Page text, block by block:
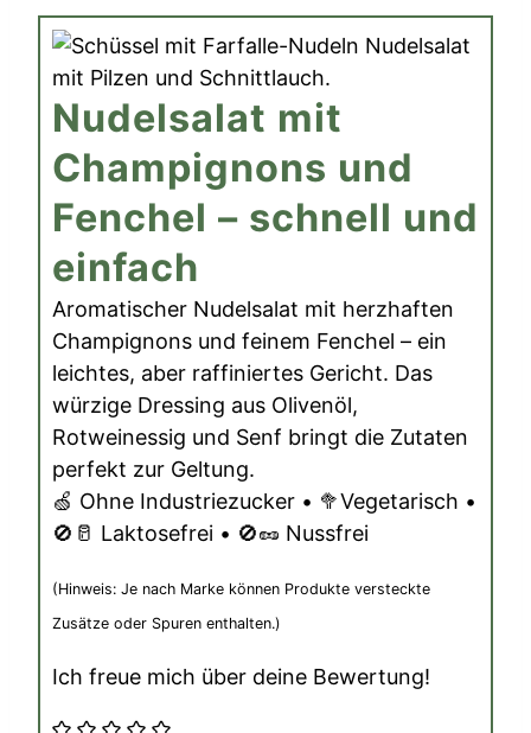
Nudelsalat mit
Champignons und
Fenchel – schnell und
einfach
Aromatischer Nudelsalat mit herzhaften
Champignons und feinem Fenchel – ein
leichtes, aber raffiniertes Gericht. Das
würzige Dressing aus Olivenöl,
Rotweinessig und Senf bringt die Zutaten
perfekt zur Geltung.
🍏 Ohne Industriezucker • 🥦Vegetarisch •
🚫🥛 Laktosefrei • 🚫🥜 Nussfrei
(Hinweis: Je nach Marke können Produkte versteckte
Zusätze oder Spuren enthalten.)
Ich freue mich über deine Bewertung!